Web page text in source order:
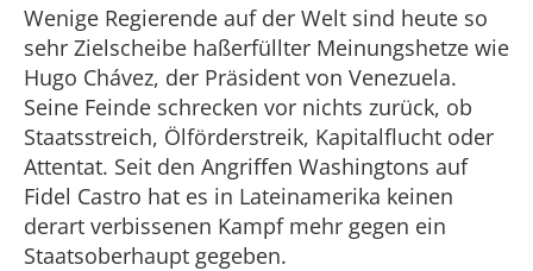
Wenige Regierende auf der Welt sind heute so
sehr Zielscheibe haßerfüllter Meinungshetze wie
Hugo Chávez, der Präsident von Venezuela.
Seine Feinde schrecken vor nichts zurück, ob
Staatsstreich, Ölförderstreik, Kapitalflucht oder
Attentat. Seit den Angriffen Washingtons auf
Fidel Castro hat es in Lateinamerika keinen
derart verbissenen Kampf mehr gegen ein
Staatsoberhaupt gegeben.